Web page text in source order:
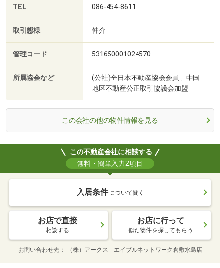
TEL 086-454-8611
取引態様 仲介
管理コード 531650001024570
所属協会など
(公社)全日本不動産協会会員、中国
地区不動産公正取引協議会加盟
この会社の他の物件情報を見る
この不動産会社に相談する
無料・簡単入力2項目
入居条件 について聞く
お店で直接
相談する
お店に行って
似た物件を探してもらう
お問い合わせ先 （株）アークス エイブルネットワーク倉敷水島店